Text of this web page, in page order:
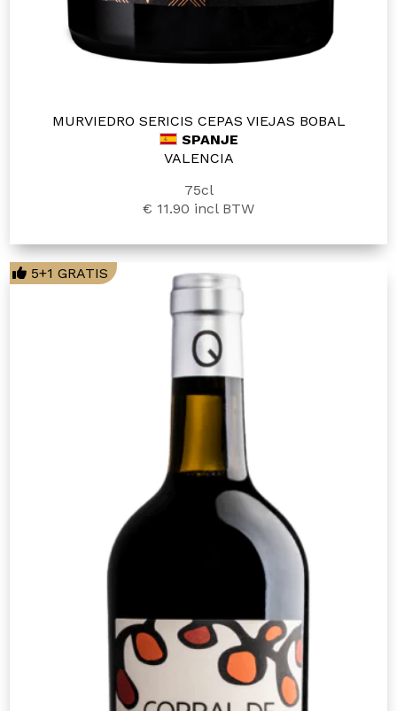
MURVIEDRO SERICIS CEPAS VIEJAS BOBAL
SPANJE
VALENCIA
75cl
€ 11.90 incl BTW
5+1 GRATIS